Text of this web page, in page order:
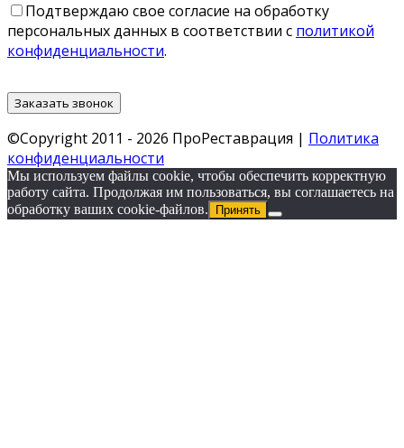
Подтверждаю свое согласие на обработку
персональных данных в соответствии с политикой
конфиденциальности.
©Copyright 2011 - 2026 ПроРеставрация | Политика
конфиденциальности
Мы используем файлы cookie, чтобы обеспечить корректную
работу сайта. Продолжая им пользоваться, вы соглашаетесь на
обработку ваших cookie‑файлов.
Принять